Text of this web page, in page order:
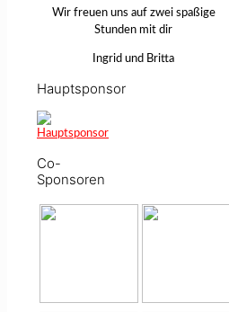
Wir freuen uns auf zwei spaßige
Stunden mit dir
Ingrid und Britta
Hauptsponsor
Co-
Sponsoren